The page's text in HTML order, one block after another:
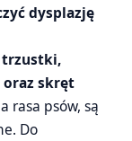
dysplazję
trzustki,
oraz skręt
rasa psów, są
Do